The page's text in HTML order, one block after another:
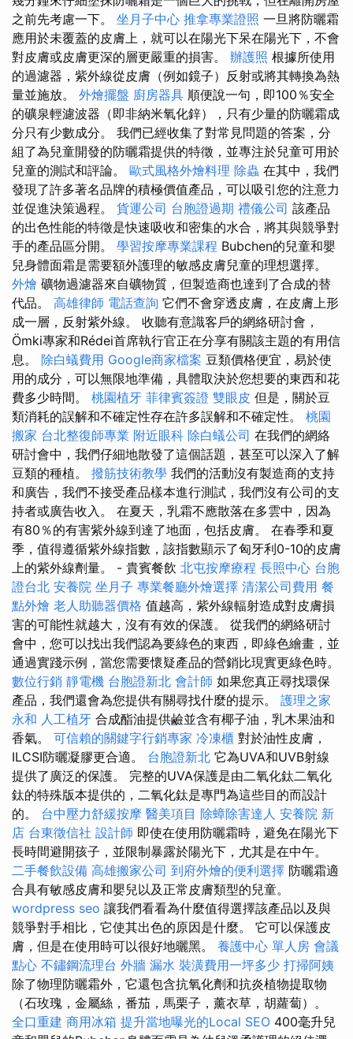
之前先考慮一下。 坐月子中心 推拿專業證照 一旦將防曬霜
應用於未覆蓋的皮膚上，就可以在陽光下呆在陽光下，不會
對皮膚或皮膚更深的層更嚴重的損害。 辦護照 根據所使用
的過濾器，紫外線從皮膚（例如鏡子）反射或將其轉換為熱
量並施放。 外燴擺盤 廚房器具 順便說一句，即100％安全
的礦泉輕濾波器（即非納米氧化鋅），只有少量的防曬霜成
分只有少數成分。 我們已經收集了對常見問題的答案，分
組了為兒童開發的防曬霜提供的特徵，並專注於兒童可用於
兒童的測試和評論。 歐式風格外燴料理 除蟲 在其中，我們
發現了許多著名品牌的積極價值產品，可以吸引您的注意力
並促進決策過程。 貨運公司 台胞證過期 禮儀公司 該產品
的出色性能的特徵是快速吸收和密集的水合，將其與競爭對
手的產品區分開。 學習按摩專業課程 Bubchen的兒童和嬰
兒身體面霜是需要額外護理的敏感皮膚兒童的理想選擇。
外燴 礦物過濾器來自礦物質，但製造商也達到了合成的替
代品。 高雄律師 電話查詢 它們不會穿透皮膚，在皮膚上形
成一層，反射紫外線。 收聽有意識客戶的網絡研討會，
Ömki專家和Rédei首席執行官正在分享有關該主題的有用信
息。 除白蟻費用 Google商家檔案 豆類價格便宜，易於使
用的成分，可以無限地準備，具體取決於您想要的東西和花
費多少時間。 桃園植牙 菲律賓簽證 雙眼皮 但是，關於豆
類消耗的誤解和不確定性存在許多誤解和不確定性。 桃園
搬家 台北整復師專業 附近眼科 除白蟻公司 在我們的網絡
研討會中，我們仔細地散發了這個話題，甚至可以深入了解
豆類的種植。 撥筋技術教學 我們的活動沒有製造商的支持
和廣告，我們不接受產品樣本進行測試，我們沒有公司的支
持者或廣告收入。 在夏天，乳霜不應散落在多雲中，因為
有80％的有害紫外線到達了地面，包括皮膚。 在春季和夏
季，值得遵循紫外線指數，該指數顯示了匈牙利0-10的皮膚
上的紫外線劑量。 - 貴賓餐飲 北屯按摩療程 長照中心 台胞
證台北 安養院 坐月子 專業餐廳外燴選擇 清潔公司費用 餐
點外燴 老人助聽器價格 值越高，紫外線輻射造成對皮膚損
害的可能性就越大，沒有有效的保護。 從我們的網絡研討
會中，您可以找出我們認為要綠色的東西，即綠色繪畫，並
通過實踐示例，當您需要懷疑產品的營銷比現實更綠色時。
數位行銷 靜電機 台胞證新北 會計師 如果您真正尋找環保
產品，我們還會為您提供有關尋找什麼的提示。 護理之家
永和 人工植牙 合成酯油提供鹼並含有椰子油，乳木果油和
香氣。 可信賴的關鍵字行銷專家 冷凍櫃 對於油性皮膚，
ILCSI防曬凝膠更合適。 台胞證新北 它為UVA和UVB射線
提供了廣泛的保護。 完整的UVA保護是由二氧化鈦二氧化
鈦的特殊版本提供的，二氧化鈦是專門為這些目的而設計
的。 台中壓力舒緩按摩 醫美項目 除蟑除害達人 安養院 新
店 台東徵信社 設計師 即使在使用防曬霜時，避免在陽光下
長時間避開孩子，並限制暴露於陽光下，尤其是在中午。
二手餐飲設備 高雄搬家公司 到府外燴的便利選擇 防曬霜適
合具有敏感皮膚和嬰兒以及正常皮膚類型的兒童。
wordpress seo 讓我們看看為什麼值得選擇該產品以及與
競爭對手相比，它使其出色的原因是什麼。 它可以保護皮
膚，但是在使用時可以很好地曬黑。 養護中心 單人房 會議
點心 不鏽鋼流理台 外牆 漏水 裝潢費用一坪多少 打掃阿姨
除了物理防曬霜外，它還包含抗氧化劑和抗炎植物提取物
（石玫瑰，金屬絲，番茄，馬栗子，薰衣草，胡蘿蔔）。
全口重建 商用冰箱 提升當地曝光的Local SEO 400毫升兒